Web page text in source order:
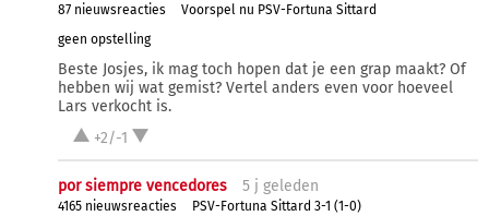
87 nieuwsreacties
Voorspel nu PSV-Fortuna Sittard
geen opstelling
Beste Josjes, ik mag toch hopen dat je een grap maakt? Of
hebben wij wat gemist? Vertel anders even voor hoeveel
Lars verkocht is.
+2/-1
por siempre vencedores 5 j geleden
4165 nieuwsreacties
PSV-Fortuna Sittard 3-1 (1-0)